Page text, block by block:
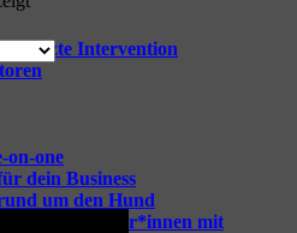
Intervention
on-one
dein Business
um den Hund
für Hundetrainer*innen mit